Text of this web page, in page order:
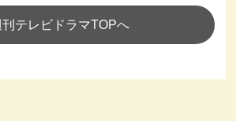
刊テレビドラマTOPへ